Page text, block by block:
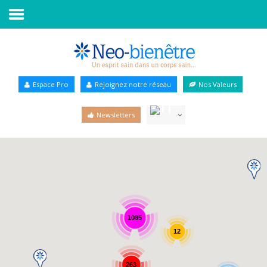
Annuaire Bien-être
Espace Pro Rejoignez notre réseau Nos Valeurs
Newsletters
1085
263
12